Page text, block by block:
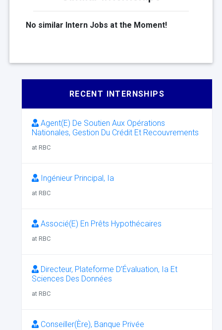
No similar Intern Jobs at the Moment!
RECENT INTERNSHIPS
Agent(E) De Soutien Aux Opérations
Nationales, Gestion Du Crédit Et Recouvrements
at RBC
Ingénieur Principal, Ia
at RBC
Associé(E) En Prêts Hypothécaires
at RBC
Directeur, Plateforme D’Évaluation, Ia Et
Sciences Des Données
at RBC
Conseiller(Ère), Banque Privée